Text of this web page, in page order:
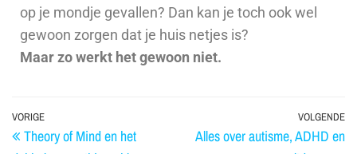
op je mondje gevallen? Dan kan je toch ook wel
gewoon zorgen dat je huis netjes is?
Maar zo werkt het gewoon niet.
VORIGE
Theory of Mind en het
VOLGENDE
Alles over autisme, ADHD en